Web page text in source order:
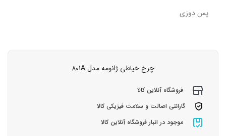
پس دوزی
چرخ خیاطی ژانومه مدل 801A
فروشگاه آنلاین کالا
گارانتی اصالت و سلامت فیزیکی کالا
موجود در انبار فروشگاه آنلاین کالا